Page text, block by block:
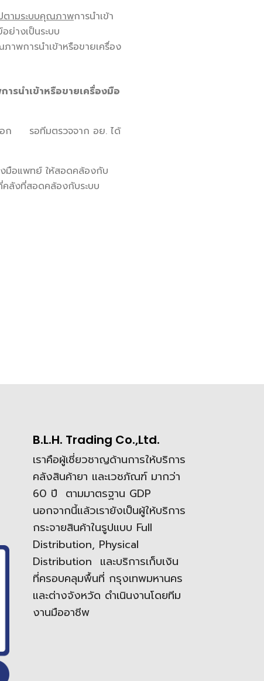
ปตามระบบคุณภาพการนำเข้า
ย่างเป็นระบบ
าพการนำเข้าหรือขายเครื่อง
ารนำเข้าหรือขายเครื่องมือ
อก รอทีมตรวจจาก อย. ได้
งมือแพทย์ ให้สอดคล้องกับ
ลังที่สอดคล้องกับระบบ
B.L.H. Trading Co.,Ltd.
เราคือผู้เชี่ยวชาญด้านการให้บริการ
คลังสินค้ายา และเวชภัณฑ์ มากว่า
60 ปี ตามมาตรฐาน GDP
นอกจากนี้แล้วเรายังเป็นผู้ให้บริการ
กระจายสินค้าในรูปแบบ Full
Distribution, Physical
Distribution และบริการเก็บเงิน
ที่ครอบคลุมพื้นที่ กรุงเทพมหานคร
และต่างจังหวัด ดำเนินงานโดยทีม
งานมืออาชีพ